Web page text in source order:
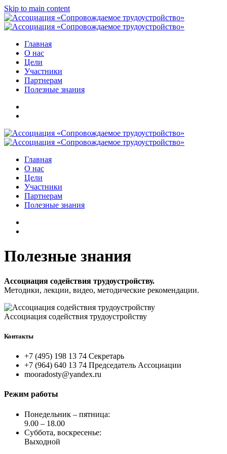
Skip to main content
Главная
О нас
Цели
Участники
Партнерам
Полезные знания
Главная
О нас
Цели
Участники
Партнерам
Полезные знания
Полезные знания
Ассоциация содействия трудоустройству.
Методики, лекции, видео, методические рекомендации.
Ассоциация содействия трудоустройству
Контакты
+7 (495) 198 13 74 Секретарь
+7 (964) 640 13 74 Председатель Ассоциации
mooradosty@yandex.ru
Режим работы
Понедельник – пятница:
9.00 – 18.00
Суббота, воскресенье:
Выходной